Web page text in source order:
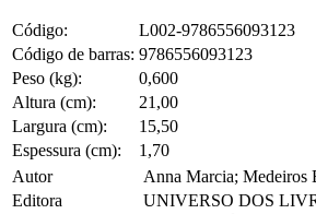
Código:
L002-9786556093123
Código de barras: 9786556093123
Peso (kg):
0,600
Altura (cm):
21,00
Largura (cm):
15,50
Espessura (cm):
1,70
Autor
Anna Marcia; Medeiros
Editora
UNIVERSO DOS